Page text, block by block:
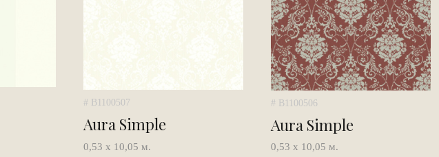
# B1100507
Aura Simple
0,53 х 10,05 м.
# B1100506
Aura Simple
0,53 х 10,05 м.